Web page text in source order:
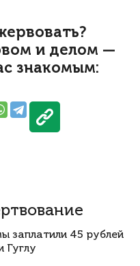
и делом —
знакомым:
заплатили 45 рублей
Гуглу